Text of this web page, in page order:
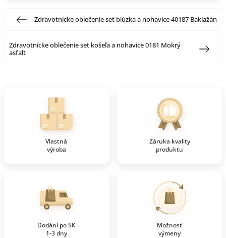
Zdravotnícke oblečenie set blúzka a nohavice 40187 Baklažán
Zdravotnícke oblečenie set košeľa a nohavice 0181 Mokrý
asfalt
Vlastná
výroba
Záruka kvality
produktu
Dodání po SK
1-3 dny
Možnosť
výmeny